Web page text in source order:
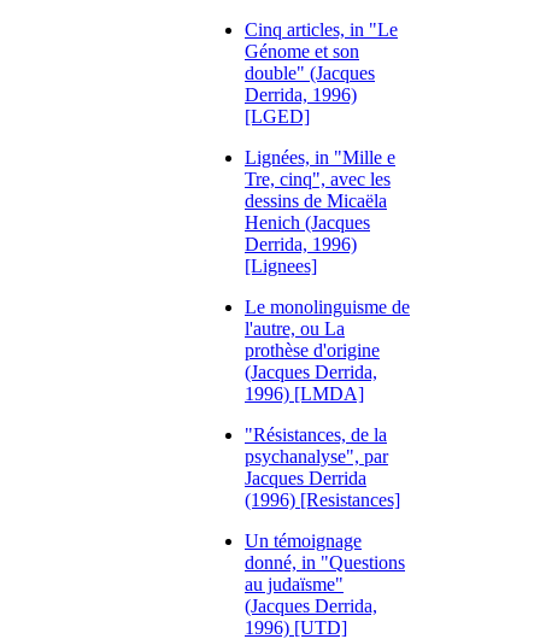
Cinq articles, in "Le
Génome et son
double" (Jacques
Derrida, 1996)
[LGED]
Lignées, in "Mille e
Tre, cinq", avec les
dessins de Micaëla
Henich (Jacques
Derrida, 1996)
[Lignees]
Le monolinguisme de
l'autre, ou La
prothèse d'origine
(Jacques Derrida,
1996) [LMDA]
"Résistances, de la
psychanalyse", par
Jacques Derrida
(1996) [Resistances]
Un témoignage
donné, in "Questions
au judaïsme"
(Jacques Derrida,
1996) [UTD]